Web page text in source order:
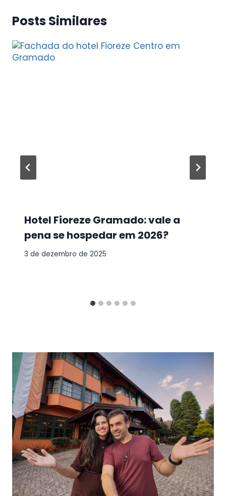
Posts Similares
Hotel Fioreze Gramado: vale a
pena se hospedar em 2026?
3 de dezembro de 2025